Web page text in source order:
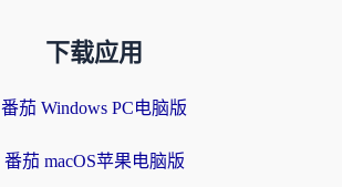
下载应用
番茄 Windows PC电脑版
番茄 macOS苹果电脑版